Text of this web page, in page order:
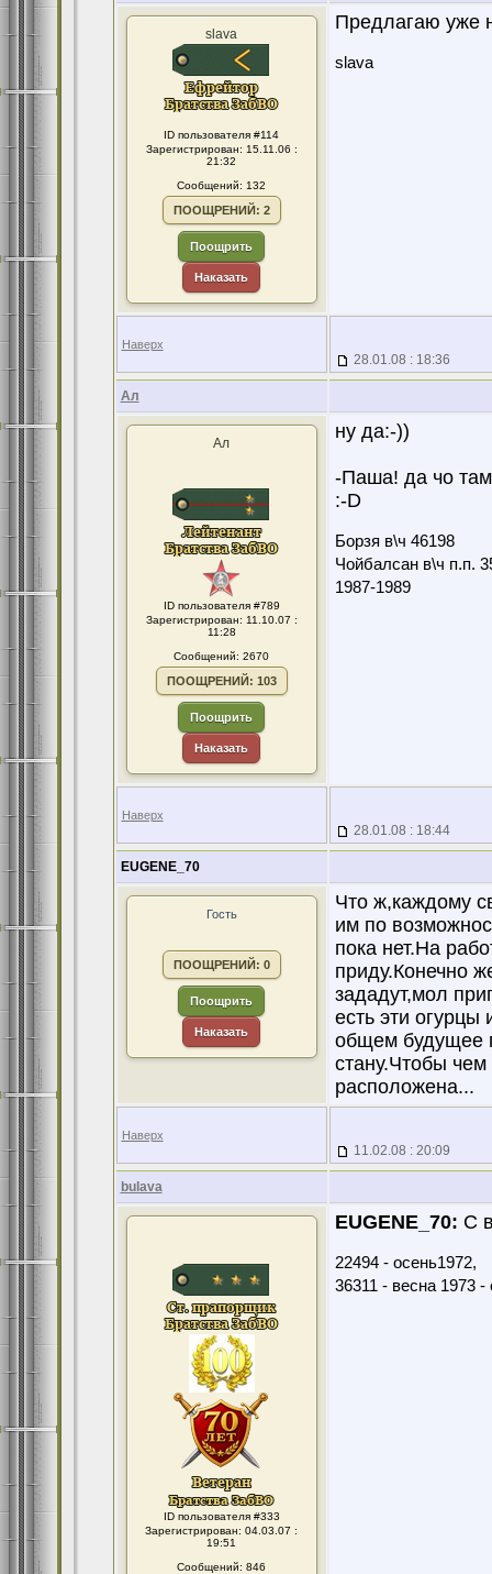
slava
ID пользователя #114
Зарегистрирован: 15.11.06 :
21:32
Сообщений: 132
ПООЩРЕНИЙ: 2
Поощрить
Наказать
Предлагаю уже
slava
Наверх
28.01.08 : 18:36
Ал
Ал
ID пользователя #789
Зарегистрирован: 11.10.07 :
11:28
Сообщений: 2670
ПООЩРЕНИЙ: 103
Поощрить
Наказать
ну да:-))
-Паша! да чо там
:-D
Борзя в\ч 46198
Чойбалсан в\ч п.п.
1987-1989
Наверх
28.01.08 : 18:44
EUGENE_70
Гость
ПООЩРЕНИЙ: 0
Поощрить
Наказать
Что ж,каждому
им по
пока нет.На
приду.Конечно
зададут,мол
есть эти огурцы
общем будущее
стану.Чтобы
расположена...
Наверх
11.02.08 : 20:09
bulava
ID пользователя #333
Зарегистрирован: 04.03.07 :
19:51
Сообщений: 846
EUGENE_70: С
22494 - осень1972,
36311 - весна 1973 -